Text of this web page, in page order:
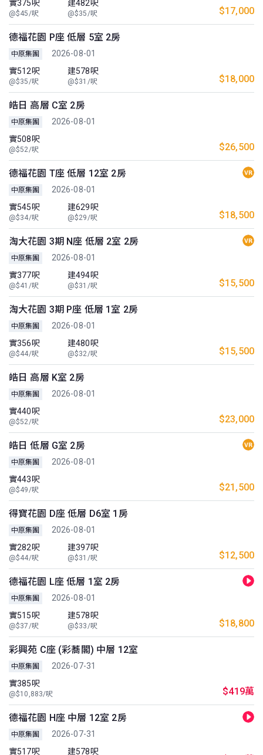
實375呎
@$45/呎
建482呎
@$35/呎 $17,000
德福花園 P座 低層 5室 2房
中原集團
2026-08-01
實512呎
@$35/呎
建578呎
@$31/呎 $18,000
皓日 高層 C室 2房
中原集團
2026-08-01
實508呎
@$52/呎 $26,500
德福花園 T座 低層 12室 2房
中原集團
2026-08-01
實545呎
@$34/呎
建629呎
@$29/呎 $18,500
淘大花園 3期 N座 低層 2室 2房
中原集團
2026-08-01
實377呎
@$41/呎
建494呎
@$31/呎 $15,500
淘大花園 3期 P座 低層 1室 2房
中原集團
2026-08-01
實356呎
@$44/呎
建480呎
@$32/呎 $15,500
皓日 高層 K室 2房
中原集團
2026-08-01
實440呎
@$52/呎 $23,000
皓日 低層 G室 2房
中原集團
2026-08-01
實443呎
@$49/呎 $21,500
得寶花園 D座 低層 D6室 1房
中原集團
2026-08-01
實282呎
@$44/呎
建397呎
@$31/呎 $12,500
德福花園 L座 低層 1室 2房
中原集團
2026-08-01
實515呎
@$37/呎
建578呎
@$33/呎 $18,800
彩興苑 C座 (彩蕎閣) 中層 12室
中原集團
2026-07-31
實385呎
@$10,883/呎 $419萬
德福花園 H座 中層 12室 2房
中原集團
2026-07-31
實517呎
建578呎